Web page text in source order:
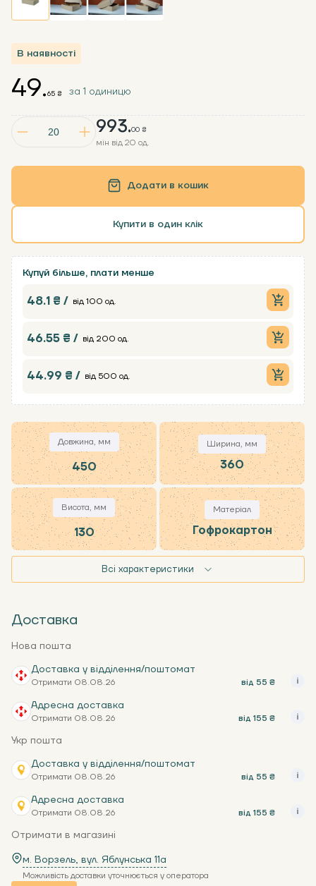
В наявності
993.00 ₴
мін від 20 од.
49.65 ₴ за 1 одиницю
Додати в кошик
Купити в один клік
Купуй більше, плати менше
48.1 ₴ / від 100 од.
46.55 ₴ / від 200 од.
44.99 ₴ / від 500 од.
Довжина, мм
450
Ширина, мм
360
Висота, мм
130
Матеріал
Гофрокартон
Всі характеристики
Доставка
Нова пошта
Доставка у відділення/поштомат
Отримати 08.08.26 від 55 ₴
Адресна доставка
Отримати 08.08.26 від 155 ₴
Укр пошта
Доставка у відділення/поштомат
Отримати 08.08.26 від 55 ₴
Адресна доставка
Отримати 08.08.26 від 155 ₴
Отримати в магазині
м. Ворзель, вул. Яблунська 11a
Можливість доставки уточнюється у оператора